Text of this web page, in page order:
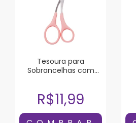
Tesoura para
Sobrancelhas com
R$11,99